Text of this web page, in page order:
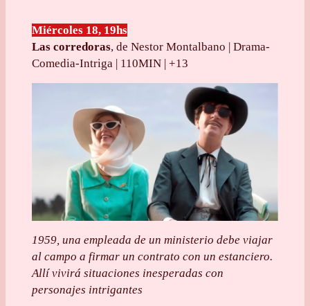
Miércoles 18, 19hs
Las corredoras, de Nestor Montalbano | Drama-
Comedia-Intriga | 110MIN | +13
1959, una empleada de un ministerio debe viajar
al campo a firmar un contrato con un estanciero.
Allí vivirá situaciones inesperadas con
personajes intrigantes